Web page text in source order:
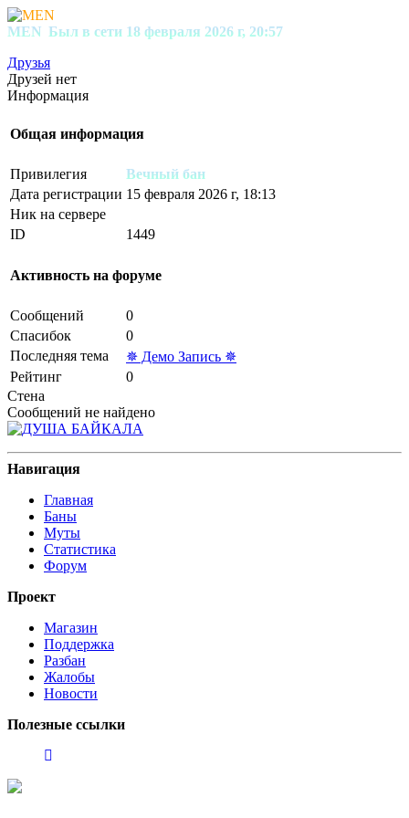
MEN Был в сети 18 февраля 2026 г, 20:57
Друзья
Друзей нет
Информация
Общая информация
Привилегия
Вечный бан
Дата регистрации 15 февраля 2026 г, 18:13
Ник на сервере
ID
1449
Активность на форуме
Сообщений
0
Спасибок
0
Последняя тема
✵ Демо Запись ✵
Рейтинг
0
Стена
Сообщений не найдено
Навигация
Главная
Баны
Муты
Статистика
Форум
Проект
Магазин
Поддержка
Разбан
Жалобы
Новости
Полезные ссылки